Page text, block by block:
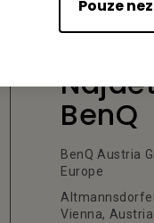
Pouze
BenQ
BenQ Austria
Europe
Vienna, Austria